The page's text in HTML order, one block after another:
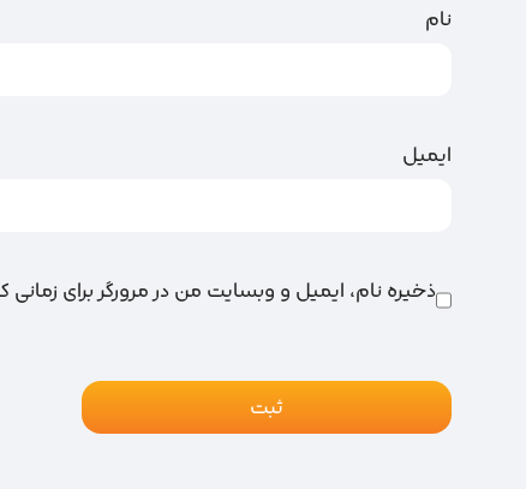
نام
ایمیل
ذخیره نام، ایمیل و وبسایت من در مرورگر برای